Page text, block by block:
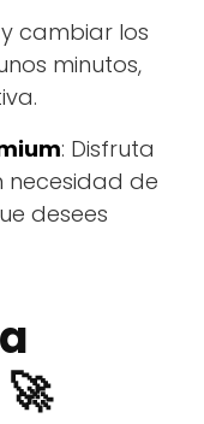
cambiar los
minutos,
: Disfruta
necesidad de
desees